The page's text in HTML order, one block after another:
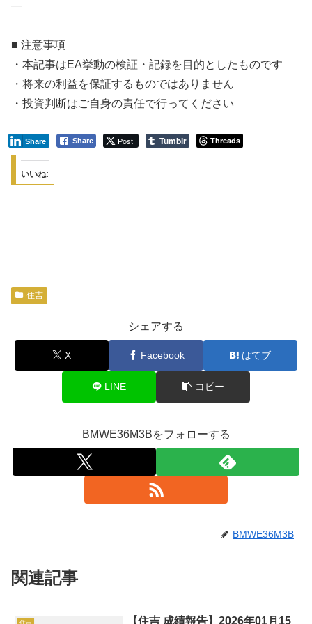
—
■ 注意事項
・本記事はEA挙動の検証・記録を目的としたものです
・将来の利益を保証するものではありません
・投資判断はご自身の責任で行ってください
Share Post
Share Tumblr Threads
いいね:
住吉
シェアする
X Facebook はてブ
LINE コピー
BMWE36M3Bをフォローする
BMWE36M3B
関連記事
住吉 【住吉 成績報告】2026年01月15